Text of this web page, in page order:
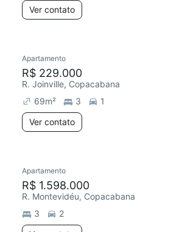
Ver contato
Apartamento
R$ 229.000
R. Joinville, Copacabana
69m² 3
1
Ver contato
Apartamento
R$ 1.598.000
R. Montevidéu, Copacabana
3
2